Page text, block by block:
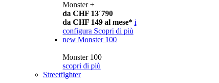
Monster +
da CHF 13´790
da CHF 149 al mese* i
configura Scopri di più
new Monster 100
Monster 100
scopri di più
Streetfighter